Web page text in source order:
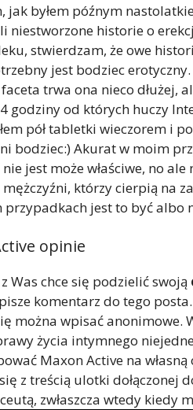
jak byłem późnym
niestworzone historie o
stwierdzam, że owe
jest bodziec
trwa ona nieco dłużej,
godziny od których huczy
pół tabletki wieczorem i
bodziec:) Akurat w moim
nie jest może właściwe, no
którzy cierpią na
przypadkach jest to być albo
opinie
Was chce się podzielić swoją
komentarz do tego
można wpisać anonimowe.
życia intymnego
Maxon Active na
z treścią ulotki dołączonej
zwłaszcza wtedy kiedy